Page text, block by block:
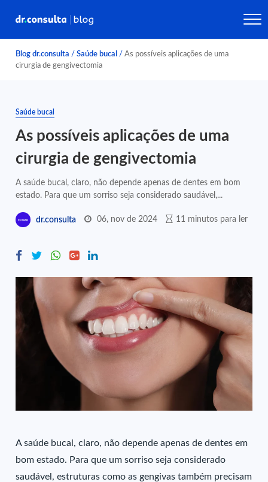
Blog dr.consulta / Saúde bucal / As possíveis aplicações de uma
cirurgia de gengivectomia
Saúde bucal
As possíveis aplicações de uma
cirurgia de gengivectomia
A saúde bucal, claro, não depende apenas de dentes em bom
estado. Para que um sorriso seja considerado saudável,...
dr.consulta 06, nov de 2024 11 minutos para ler
A saúde bucal, claro, não depende apenas de dentes em
bom estado. Para que um sorriso seja considerado
saudável, estruturas como as gengivas também precisam